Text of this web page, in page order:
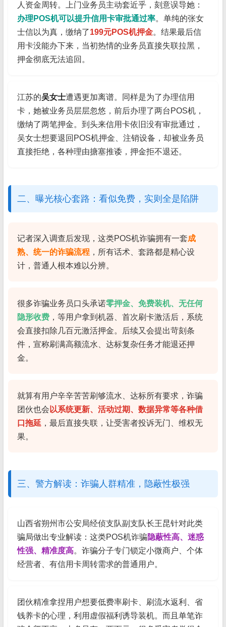
人资金周转。上门业务员主动套近乎，刻意误导她：
办理POS机可以提升信用卡审批通过率。单纯的张女
士信以为真，缴纳了199元POS机押金。结果最后信
用卡没能办下来，当初热情的业务员直接失联拉黑，
押金彻底无法追回。
江苏的吴女士遭遇更加离谱。同样是为了办理信用
卡，她被业务员层层忽悠，前后办理了两台POS机，
缴纳了两笔押金。到头来信用卡依旧没有审批通过，
吴女士想要退回POS机押金、注销设备，却被业务员
直接拒绝，各种理由搪塞推诿，押金拒不退还。
二、曝光核心套路：看似免费，实则全是陷阱
记者深入调查后发现，这类POS机诈骗拥有一套成
熟、统一的诈骗流程 ，所有话术、套路都是精心设
计，普通人根本难以分辨。
很多诈骗业务员口头承诺零押金、免费装机、无任何
隐形收费 ，等用户拿到机器、首次刷卡激活后，系统
会直接扣除几百元激活押金。后续又会提出苛刻条
件，宣称刷满高额流水、达标复杂任务才能退还押
金。
就算有用户辛辛苦苦刷够流水、达标所有要求，诈骗
团伙也会 以系统更新、活动过期、数据异常等各种借
口拖延 ，最后直接失联，让受害者投诉无门、维权无
果。
三、警方解读：诈骗人群精准，隐蔽性极强
山西省朔州市公安局经侦支队副支队长王昆针对此类
骗局做出专业解读：这类POS机诈骗隐蔽性高、迷惑
性强、精准度高。诈骗分子专门锁定小微商户、个体
经营者、有信用卡周转需求的普通用户。
团伙精准拿捏用户想要低费率刷卡、刷流水返利、省
钱养卡的心理，利用虚假福利诱导装机。而且单笔诈